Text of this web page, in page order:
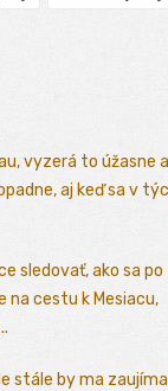
vyzerá to úžasne
aj keď sa v
sledovať, ako sa po
na cestu k Mesiacu,
stále by ma